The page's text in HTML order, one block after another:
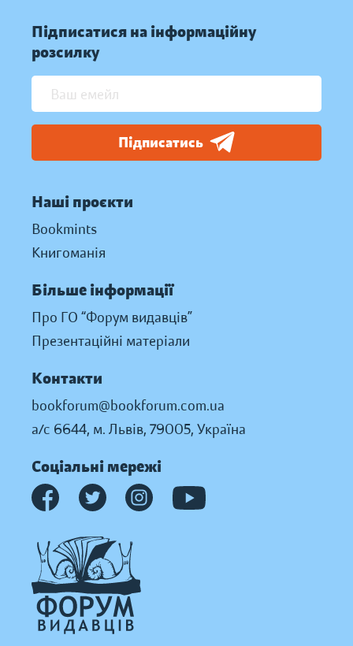
Підписатися на інформаційну
розсилку
Підписатись
Наші проєкти
Bookmints
Книгоманія
Більше інформації
Про ГО “Форум видавців”
Презентаційні матеріали
Контакти
bookforum@bookforum.com.ua
а/с 6644, м. Львів, 79005, Україна
Соціальні мережі